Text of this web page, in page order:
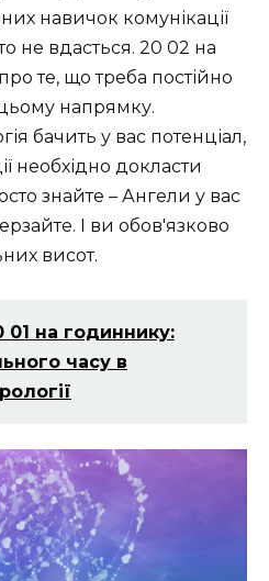
навичок комунікації
не вдасться. 20 02 на
те, що треба постійно
напрямку.
бачить у вас потенціал,
необхідно докласти
знайте – Ангели у вас
І ви обов'язково
висот.
01 на годиннику:
часу в